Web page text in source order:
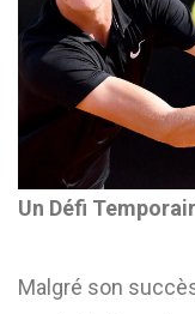
Un Défi
Malgré son